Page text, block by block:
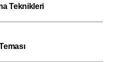
Teknikleri